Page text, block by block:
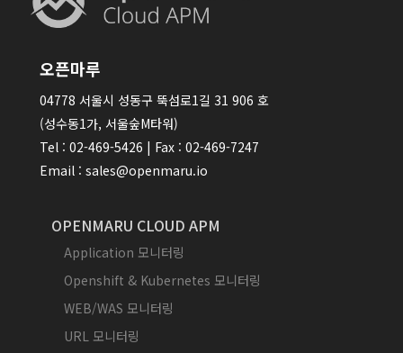
오픈마루
04778 서울시 성동구 뚝섬로1길 31 906 호
(성수동1가, 서울숲M타워)
Tel : 02-469-5426 | Fax : 02-469-7247
Email : sales@openmaru.io
OPENMARU CLOUD APM
Application 모니터링
Openshift & Kubernetes 모니터링
WEB/WAS 모니터링
URL 모니터링